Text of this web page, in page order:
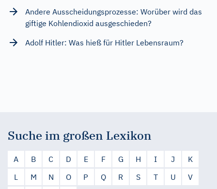
Andere Ausscheidungsprozesse: Worüber wird das
giftige Kohlendioxid ausgeschieden?
Adolf Hitler: Was hieß für Hitler Lebensraum?
Suche im großen Lexikon
A B C D E F G H I J
K
L
M N O P Q R S T U
V